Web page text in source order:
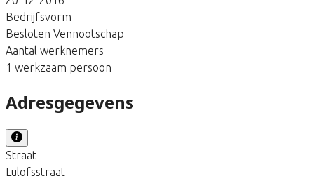
Bedrijfsvorm
Besloten Vennootschap
Aantal werknemers
1 werkzaam persoon
Adresgegevens
Straat
Lulofsstraat